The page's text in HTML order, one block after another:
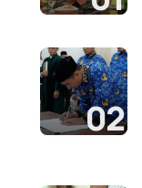
02